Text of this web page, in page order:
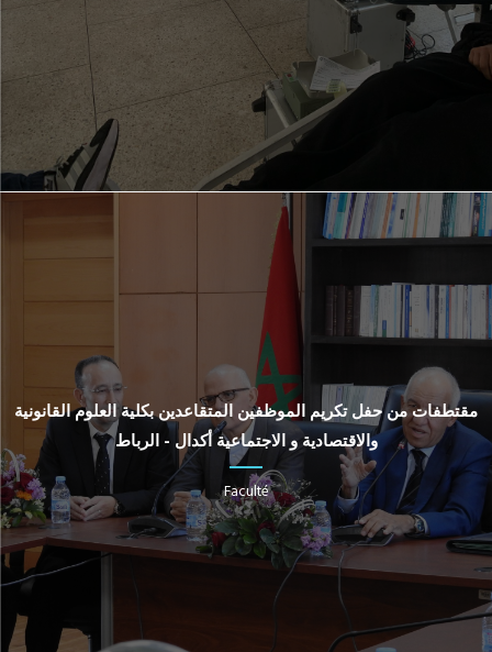
مقتطفات من حفل تكريم الموظفين المتقاعدين بكلية العلوم القانونية
والاقتصادية و الاجتماعية أكدال - الرباط
Faculté